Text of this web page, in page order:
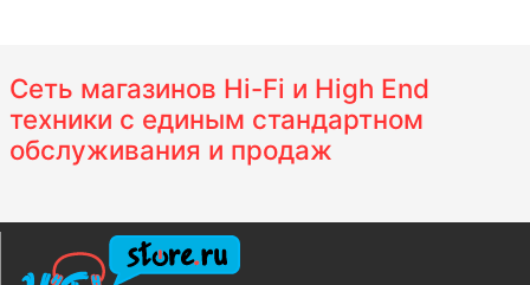
Сеть магазинов Hi-Fi и High End
техники с единым стандартном
обслуживания и продаж